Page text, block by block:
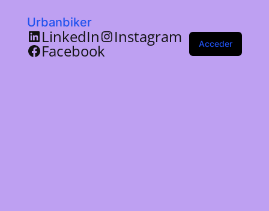
Urbanbiker
LinkedIn Instagram
Facebook Acceder